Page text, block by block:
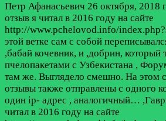
Петр Афанасьевич 26 октября, 2018
отзыв я читал в 2016 году на сайте
http://www.pchelovod.info/
этой ветке сам с собой
,бабай кочевник, и ,добрин, который
пчелопакетами с Узбекистана ,
там же. Выглядело смешно. На этом
отзывы также отправлены с одного
один ip- адрес , аналогичный…
читал в 2016 году на сайте